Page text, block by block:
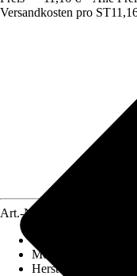
Versandkosten pro ST
Art.-Nr.
Montageart